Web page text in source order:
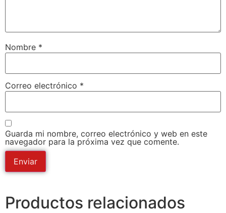
Nombre *
Correo electrónico *
Guarda mi nombre, correo electrónico y web en este
navegador para la próxima vez que comente.
Productos relacionados